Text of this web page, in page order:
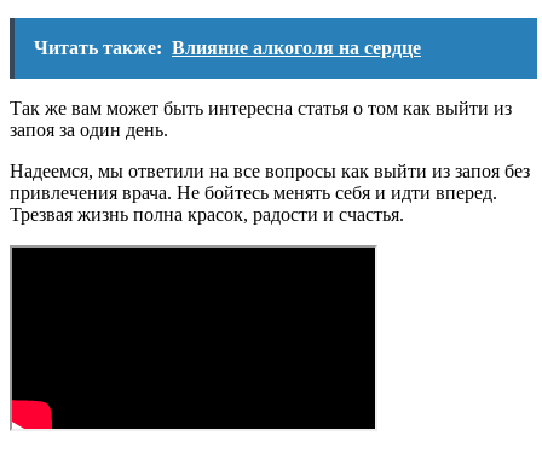
Читать также: Влияние алкоголя на сердце
Так же вам может быть интересна статья о том как выйти из
запоя за один день.
Надеемся, мы ответили на все вопросы как выйти из запоя без
привлечения врача. Не бойтесь менять себя и идти вперед.
Трезвая жизнь полна красок, радости и счастья.